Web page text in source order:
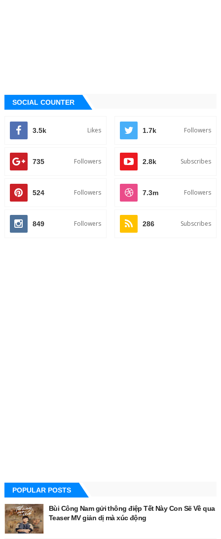
SOCIAL COUNTER
3.5k Likes 1.7k Followers
735 Followers 2.8k Subscribes
524 Followers 7.3m Followers
849 Followers 286 Subscribes
POPULAR POSTS
Bùi Công Nam gửi thông điệp Tết Này Con Sẽ Về qua
Teaser MV giản dị mà xúc động